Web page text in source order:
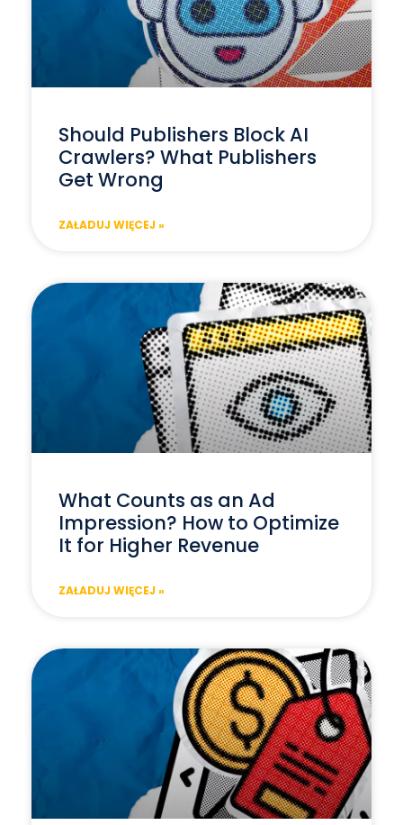
Should Publishers Block AI
Crawlers? What Publishers
Get Wrong
ZAŁADUJ WIĘCEJ »
What Counts as an Ad
Impression? How to Optimize
It for Higher Revenue
ZAŁADUJ WIĘCEJ »